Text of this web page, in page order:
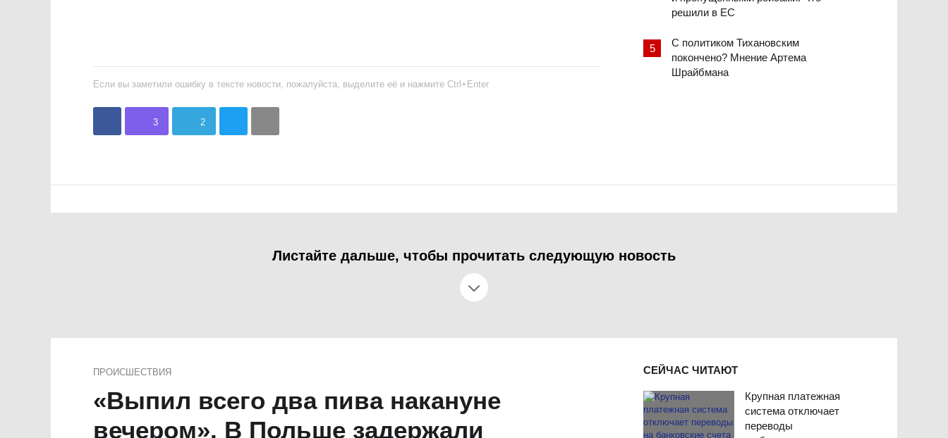
решили в ЕС
С политиком Тихановским
покончено? Мнение Артема
Шрайбмана
Если вы заметили ошибку в тексте новости, пожалуйста, выделите её и нажмите Ctrl+Enter
3 2
Листайте дальше, чтобы прочитать следующую новость